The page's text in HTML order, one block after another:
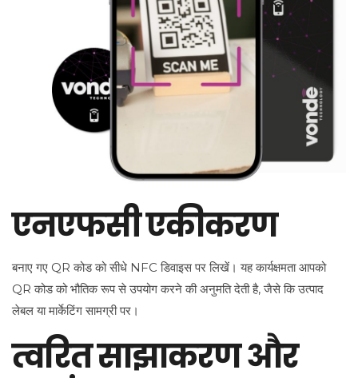
एनएफसी एकीकरण
बनाए गए QR कोड को सीधे NFC डिवाइस पर लिखें। यह कार्यक्षमता आपको
QR कोड को भौतिक रूप से उपयोग करने की अनुमति देती है, जैसे कि उत्पाद
लेबल या मार्केटिंग सामग्री पर।
त्वरित साझाकरण और